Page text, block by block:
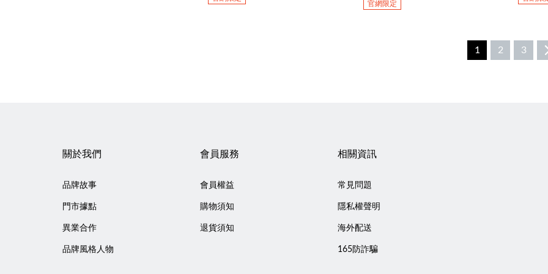
官網限定
1 2 3
關於我們
品牌故事
門市據點
異業合作
品牌風格人物
會員服務
會員權益
購物須知
退貨須知
相關資訊
常見問題
隱私權聲明
海外配送
165防詐騙